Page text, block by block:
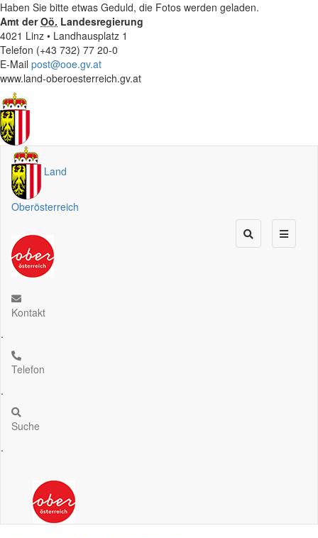
Haben Sie bitte etwas Geduld, die Fotos werden geladen.
Amt derOö. Landesregierung
4021 Linz • Landhausplatz 1
Telefon (+43 732) 77 20-0
E-Mail post@ooe.gv.at
www.land-oberoesterreich.gv.at
Land
Oberösterreich
Kontakt
.
Telefon
.
Suche
.